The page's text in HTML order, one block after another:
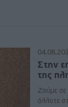
Στην
της
Ζούμε σε
άλλοτε